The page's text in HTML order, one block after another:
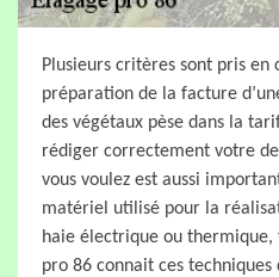
Plusieurs critères sont pris en
préparation de la facture
des végétaux pèse dans la
rédiger correctement votre
vous voulez est aussi
matériel utilisé pour la
haie électrique ou
pro 86 connait ces